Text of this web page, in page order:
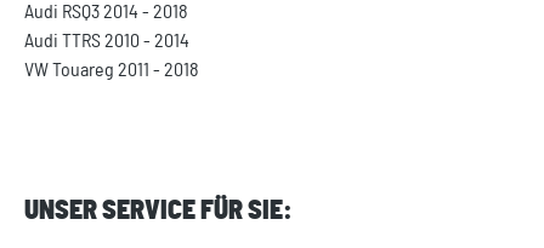
Audi RSQ3 2014 - 2018
Audi TTRS 2010 - 2014
VW Touareg 2011 - 2018
UNSER SERVICE FÜR SIE: